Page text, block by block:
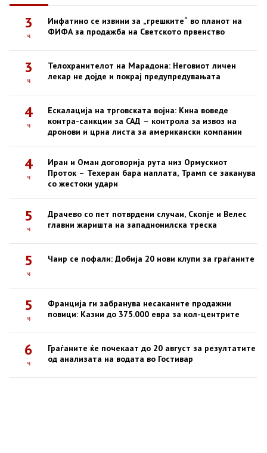
3
ч
Инфатино се извини за „грешките“ во планот на
ФИФА за продажба на Светското првенство
3
ч
Телохранителот на Марадона: Неговиот личен
лекар не дојде и покрај предупредувањата
4
ч
Ескалација на трговската војна: Кина воведе
контра-санкции за САД – контрола за извоз на
дронови и црна листа за американски компании
4
ч
Иран и Оман договорија рута низ Ормускиот
Проток – Техеран бара наплата, Трамп се заканува
со жестоки удари
5
ч
Драчево со пет потврдени случаи, Скопје и Велес
главни жаришта на западнонилска треска
5
ч
Чаир се пофали: Добија 20 нови клупи за граѓаните
5
ч
Франција ги забранува несаканите продажни
повици: Казни до 375.000 евра за кол-центрите
6
ч
Граѓаните ќе почекаат до 20 август за резултатите
од анализата на водата во Гостивар